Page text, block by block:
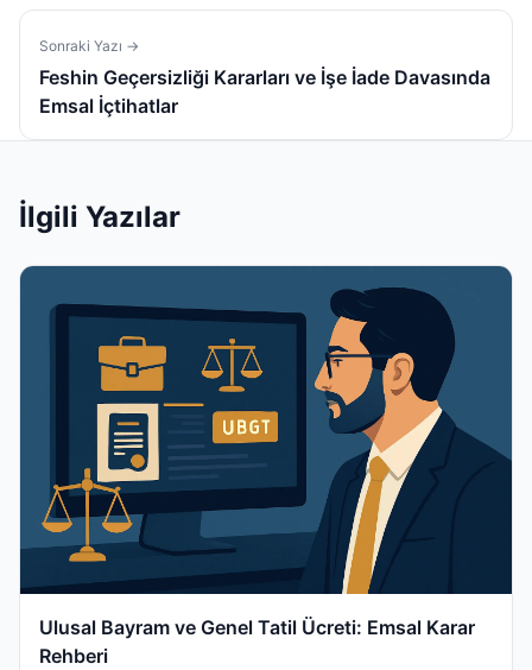
Sonraki Yazı →
Feshin Geçersizliği Kararları ve İşe İade Davasında
Emsal İçtihatlar
İlgili Yazılar
Ulusal Bayram ve Genel Tatil Ücreti: Emsal Karar
Rehberi